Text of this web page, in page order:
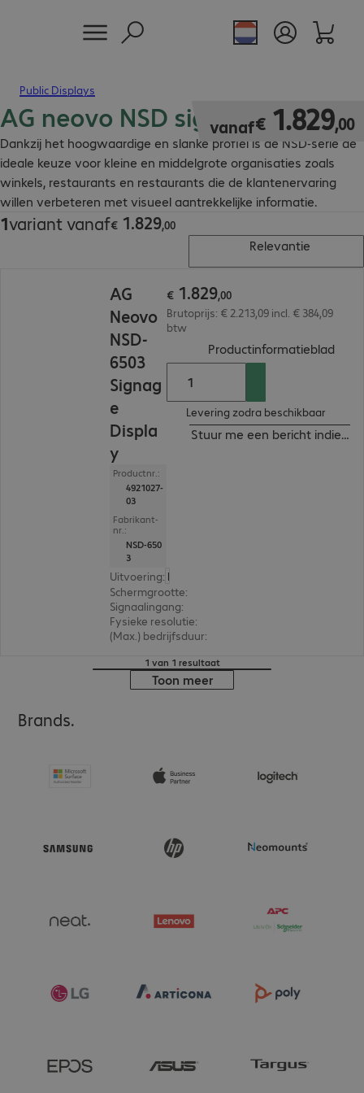
Public Displays
AG neovo NSD signage display
Dankzij het hoogwaardige en slanke profiel is de NSD-serie de
ideale keuze voor kleine en middelgrote organisaties zoals
winkels, restaurants en restaurants die de klantenervaring
willen verbeteren met visueel aantrekkelijke informatie.
vanaf€ 1.829,00
€ 1.829,00
1variant vanaf€ 1.829,00
€ 1.829,00
Relevantie
AG
Neovo
NSD-
6503
Signag
e
Displa
y
Productnr.:
4921027-
03
Fabrikant-
nr.:
NSD-650
3
Uitvoering: Nederland
Schermgrootte:
Signaalingang:
Fysieke resolutie:
(Max.) bedrijfsduur:
€ 1.829,00
Brutoprijs: € 2.213,09 incl. € 384,09
btw
Productinformatieblad
Levering zodra beschikbaar
Stuur me een bericht indien
1 van 1 resultaat
Toon meer
Brands.